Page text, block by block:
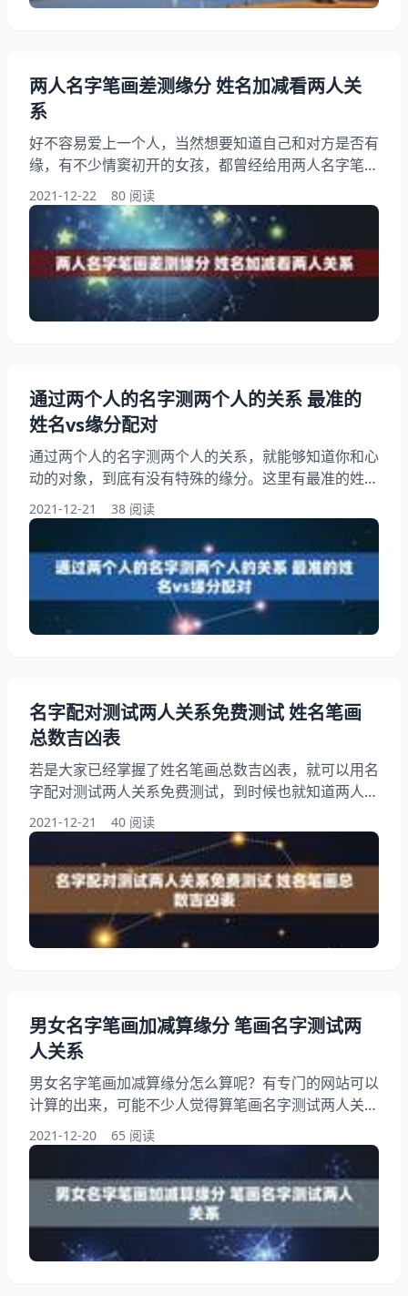
两人名字笔画差测缘分 姓名加减看两人关
系
好不容易爱上一个人，当然想要知道自己和对方是否有
缘，有不少情窦初开的女孩，都曾经给用两人名字笔画
差测缘分，看看自己和心仪的那个人是否有深厚的缘
分。上网就可以用姓名加减看两人关系，看看两个人之
后能否有进一步的发展，若是能够进一步发展的话，这
一份缘分值得大家珍惜。 两人名字笔画差测缘分 算出
两人各自全名的笔画数、用大数减小数，看结果：（比
如谢娜与张杰，分别是21和15，相减得出来的数为6
2021-12-22 80 阅读
通过两个人的名字测两个人的关系 最准的
姓名vs缘分配对
通过两个人的名字测两个人的关系，就能够知道你和心
动的对象，到底有没有特殊的缘分。这里有最准的姓名
vs缘分配对，配对结果非常准确，能够帮助大家处理好
各种人际关系，有兴趣的朋友都可以了解一下。在处理
感情问题的时候，自己有可能会迷糊，无法做出决定，
这个时候，就可以借助这些情感测试。 通过两个人的
名字测两个人的关系 名字相差一划的人，两人在感情
生活中可谓是顺风顺水，你们心有灵犀，仿前世的恋人
般相互珍惜
2021-12-21 38 阅读
名字配对测试两人关系免费测试 姓名笔画
总数吉凶表
若是大家已经掌握了姓名笔画总数吉凶表，就可以用名
字配对测试两人关系免费测试，到时候也就知道两人会
有什么样的缘分，到底适合做朋友还是恋人。姓名配对
这个游戏，在现在很受女孩们欢迎，有很多女孩都特别
相信姓名配对，认为姓名配对可以帮助自己经营好各种
关系。 名字配对测试两人关系免费测试 无论是正在爱
情中，还是爱情处于萌芽中，都有一种朦胧的处境，理
不清，里还乱，我们便可以通过名字配对测试两人关系
来转移注意力
2021-12-21 40 阅读
男女名字笔画加减算缘分 笔画名字测试两
人关系
男女名字笔画加减算缘分怎么算呢？有专门的网站可以
计算的出来，可能不少人觉得算笔画名字测试两人关系
这样的行为十分可笑，可能不少人不会当真，但是其实
有需求就会有市场。所以相信这些测试的是大有人在
的，其实很多人的名字是根据一个人的生辰八字算出来
的，所以与其说是算名字，最终也是看两人的生辰八
字。 男女名字笔画加减算缘分 每一个人的人生当中，
是一件重要的事情，每一个人都希望能拥有一段幸福
的，但是
2021-12-20 65 阅读